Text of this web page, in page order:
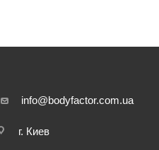
info@bodyfactor.com.ua
г. Киев